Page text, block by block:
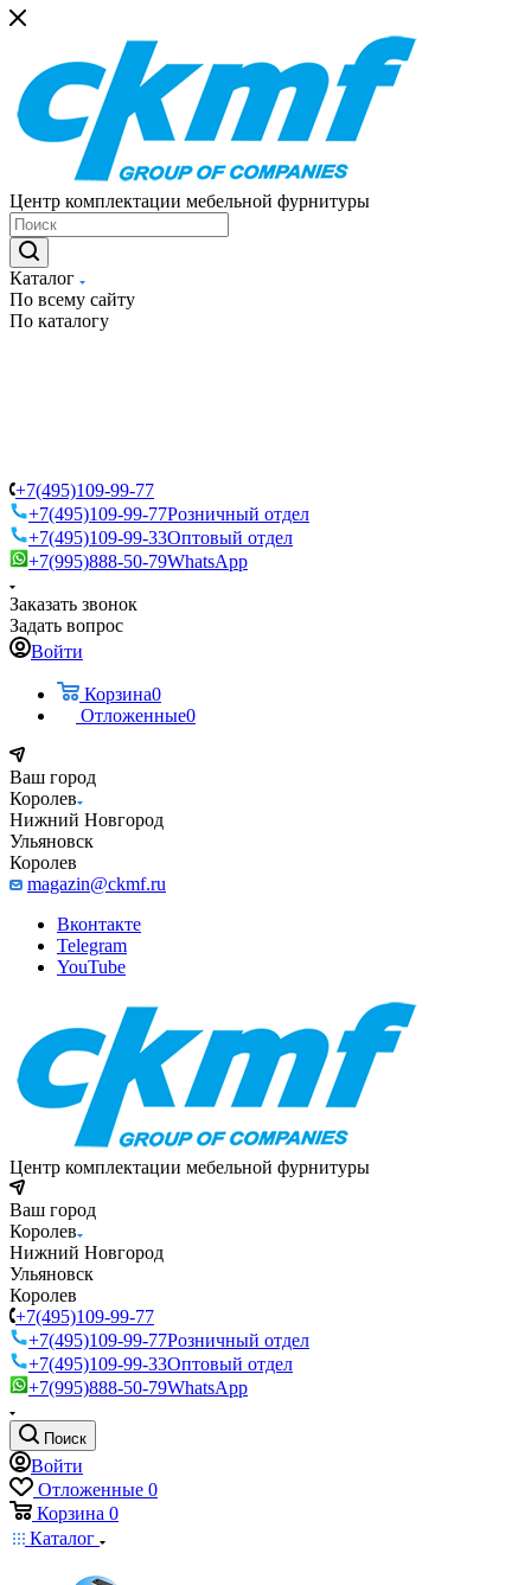
Центр комплектации мебельной фурнитуры
Каталог
По всему сайту
По каталогу
+7(495)109-99-77
+7(495)109-99-77Розничный отдел
+7(495)109-99-33Оптовый отдел
+7(995)888-50-79WhatsApp
Заказать звонок
Задать вопрос
Войти
Корзина0
Отложенные0
Ваш город
Королев
Нижний Новгород
Ульяновск
Королев
magazin@ckmf.ru
Вконтакте
Telegram
YouTube
Центр комплектации мебельной фурнитуры
Ваш город
Королев
Нижний Новгород
Ульяновск
Королев
+7(495)109-99-77
+7(495)109-99-77Розничный отдел
+7(495)109-99-33Оптовый отдел
+7(995)888-50-79WhatsApp
Поиск
Войти
Отложенные 0
Корзина 0
Каталог